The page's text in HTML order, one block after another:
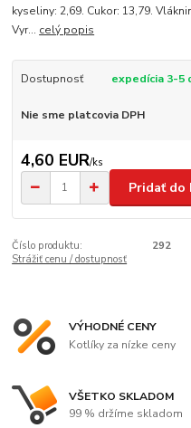
kyseliny: 2,69. Cukor: 13,79.
Vyr... celý popis
Dostupnosť expedícia 3-5
Nie sme platcovia DPH
4,60 EUR/ks
Pridať do
Číslo produktu:
292
Strážiť cenu / dostupnosť
VÝHODNÉ CENY
Kotlíky za nízke ceny
VŠETKO SKLADOM
99 % držíme skladom